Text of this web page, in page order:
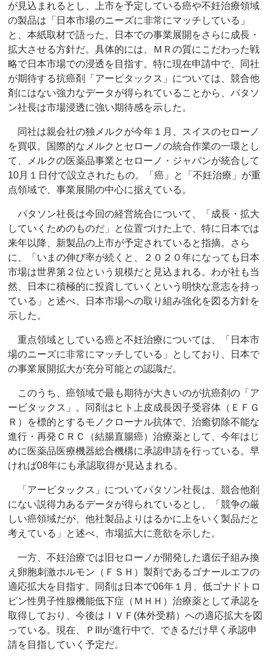
が見込まれるとし、上市を予定している癌や不妊治療領域
の製品は「日本市場のニーズに非常にマッチしている」
と、本紙取材で語った。日本での事業展開をさらに成長・
拡大させる方針だ。具体的には、ＭＲの質にこだわった戦
略で日本市場での浸透を目指す。特に現在申請中で、同社
が期待する抗癌剤「アービタックス」については、競合他
剤にはない強力なデータが得られていることから、パタソ
ン社長は市場浸透に強い期待感を示した。
同社は親会社の独メルクが今年１月、スイスのセローノ
を買収。国際的なメルクとセローノの統合作業の一環とし
て、メルクの医薬品事業とセローノ・ジャパンが統合して
10月１日付で設立されたもの。「癌」と「不妊治療」が重
点領域で、事業展開の中心に据えている。
パタソン社長は今回の経営統合について、「成長・拡大
していくためのものだ」と位置づけた上で、特に日本では
来年以降、新製品の上市が予定されていると指摘。さら
に、「いまの伸び率が続くと、２０２０年になっても日本
市場は世界第２位という規模だと見込まれる。わが社も当
然、日本に積極的に投資していくという明快な意志を持っ
ている」と述べ、日本市場への取り組み強化を図る方針を
示した。
重点領域としている癌と不妊治療については、「日本市
場のニーズに非常にマッチしている」としており、日本で
の事業展開拡大が充分可能との認識だ。
このうち、癌領域で最も期待が大きいのが抗癌剤の「ア
ービタックス」。同剤はヒト上皮成長因子受容体（ＥＦＧ
Ｒ）を標的とするモノクローナル抗体で、治癒切除不能な
進行・再発ＣＲＣ（結腸直腸癌）治療薬として、今年はじ
めに医薬品医療機器総合機構に承認申請を行っている。早
ければ08年にも承認取得が見込まれる。
「アービタックス」についてパタソン社長は、競合他剤
にない説得力あるデータが得られているとし、「競争の厳
しい癌領域だが、他社製品よりはるかに上をいく製品だと
考えている」と述べ、市場拡大に意欲を示した。
一方、不妊治療では旧セローノが開発した遺伝子組み換
え卵胞刺激ホルモン（ＦＳＨ）製剤であるゴナールエフの
適応拡大を目指す。同剤は日本で06年１月、低ゴナドトロ
ピン性男子性腺機能低下症（ＭＨＨ）治療薬として承認を
取得しており、今後はＩＶＦ(体外受精）への適応拡大を図
っている。現在、ＰIIIが進行中で、できるだけ早く承認申
請を目指していく予定だ。